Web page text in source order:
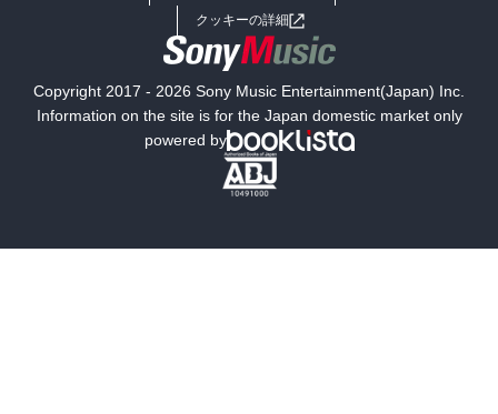
小説
海外小説
ミステリー SF
文学
クッキーの詳細
Copyright 2017 - 2026 Sony Music Entertainment(Japan) Inc.
Information on the site is for the Japan domestic market only
powered by